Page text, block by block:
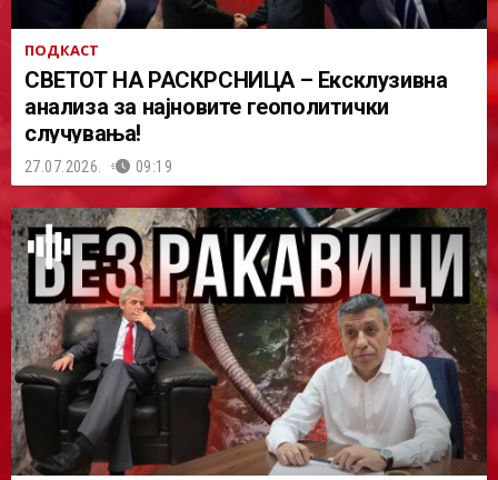
ПОДКАСТ
СВЕТОТ НА РАСКРСНИЦА – Ексклузивна
анализа за најновите геополитички
случувања!
27.07.2026. 09:19